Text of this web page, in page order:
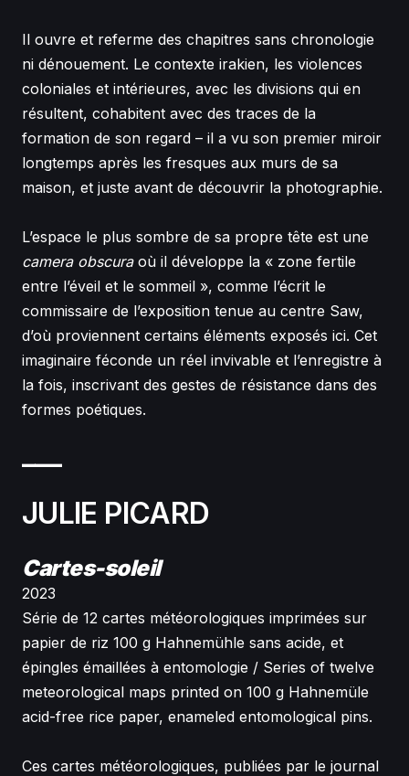
Il ouvre et referme des chapitres sans chronologie
ni dénouement. Le contexte irakien, les violences
coloniales et intérieures, avec les divisions qui en
résultent, cohabitent avec des traces de la
formation de son regard – il a vu son premier miroir
longtemps après les fresques aux murs de sa
maison, et juste avant de découvrir la photographie.
L’espace le plus sombre de sa propre tête est une
camera obscuraoù il développe la « zone fertile
entre l’éveil et le sommeil », comme l’écrit le
commissaire de l’exposition tenue au centre Saw,
d’où proviennent certains éléments exposés ici. Cet
imaginaire féconde un réel invivable et l’enregistre à
la fois, inscrivant des gestes de résistance dans des
formes poétiques.
___
JULIE PICARD
Cartes-soleil
2023
Série de 12 cartes météorologiques imprimées sur
papier de riz 100 g Hahnemühle sans acide, et
épingles émaillées à entomologie / Series of twelve
meteorological maps printed on 100 g Hahnemüle
acid-free rice paper, enameled entomological pins.
Ces cartes météorologiques, publiées par le journal